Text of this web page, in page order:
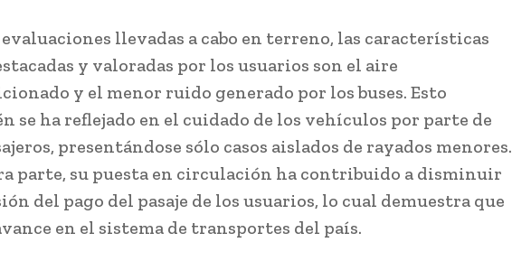
llevadas a cabo en terreno, las características
y valoradas por los usuarios son el aire
y el menor ruido generado por los buses. Esto
se ha reflejado en el cuidado de los vehículos por parte de
presentándose sólo casos aislados de rayados menores.
parte, su puesta en circulación ha contribuido a disminuir
del pago del pasaje de los usuarios, lo cual demuestra que
en el sistema de transportes del país.